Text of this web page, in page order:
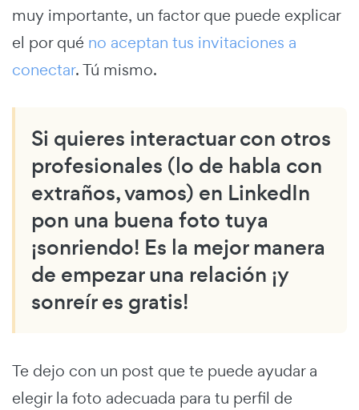
muy importante, un factor que puede explicar
el por qué no aceptan tus invitaciones a
conectar. Tú mismo.
Si quieres interactuar con otros
profesionales (lo de habla con
extraños, vamos) en LinkedIn
pon una buena foto tuya
¡sonriendo! Es la mejor manera
de empezar una relación ¡y
sonreír es gratis!
Te dejo con un post que te puede ayudar a
elegir la foto adecuada para tu perfil de